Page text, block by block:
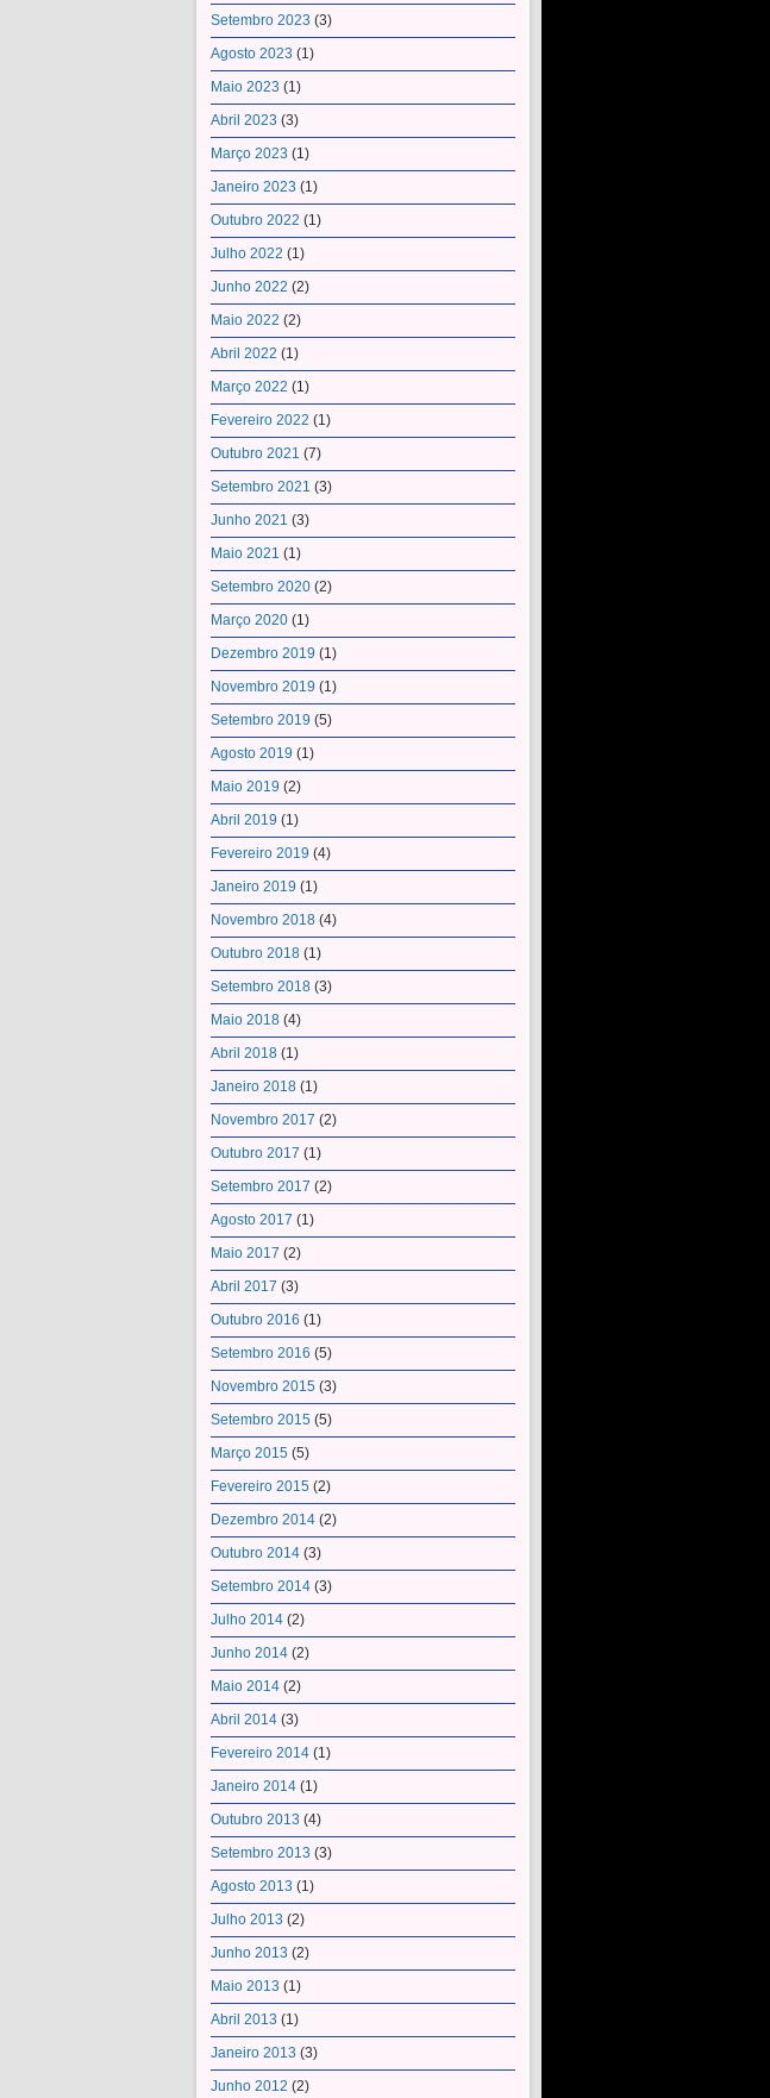
Setembro 2023 (3)
Agosto 2023 (1)
Maio 2023 (1)
Abril 2023 (3)
Março 2023 (1)
Janeiro 2023 (1)
Outubro 2022 (1)
Julho 2022 (1)
Junho 2022 (2)
Maio 2022 (2)
Abril 2022 (1)
Março 2022 (1)
Fevereiro 2022 (1)
Outubro 2021 (7)
Setembro 2021 (3)
Junho 2021 (3)
Maio 2021 (1)
Setembro 2020 (2)
Março 2020 (1)
Dezembro 2019 (1)
Novembro 2019 (1)
Setembro 2019 (5)
Agosto 2019 (1)
Maio 2019 (2)
Abril 2019 (1)
Fevereiro 2019 (4)
Janeiro 2019 (1)
Novembro 2018 (4)
Outubro 2018 (1)
Setembro 2018 (3)
Maio 2018 (4)
Abril 2018 (1)
Janeiro 2018 (1)
Novembro 2017 (2)
Outubro 2017 (1)
Setembro 2017 (2)
Agosto 2017 (1)
Maio 2017 (2)
Abril 2017 (3)
Outubro 2016 (1)
Setembro 2016 (5)
Novembro 2015 (3)
Setembro 2015 (5)
Março 2015 (5)
Fevereiro 2015 (2)
Dezembro 2014 (2)
Outubro 2014 (3)
Setembro 2014 (3)
Julho 2014 (2)
Junho 2014 (2)
Maio 2014 (2)
Abril 2014 (3)
Fevereiro 2014 (1)
Janeiro 2014 (1)
Outubro 2013 (4)
Setembro 2013 (3)
Agosto 2013 (1)
Julho 2013 (2)
Junho 2013 (2)
Maio 2013 (1)
Abril 2013 (1)
Janeiro 2013 (3)
Junho 2012 (2)